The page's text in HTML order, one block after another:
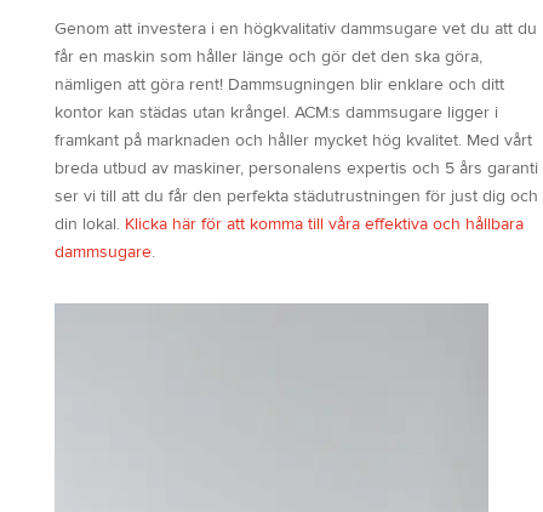
Genom att investera i en högkvalitativ dammsugare vet du att du
får en maskin som håller länge och gör det den ska göra,
nämligen att göra rent! Dammsugningen blir enklare och ditt
kontor kan städas utan krångel. ACM:s dammsugare ligger i
framkant på marknaden och håller mycket hög kvalitet. Med vårt
breda utbud av maskiner, personalens expertis och 5 års garanti
ser vi till att du får den perfekta städutrustningen för just dig och
din lokal. Klicka här för att komma till våra effektiva och hållbara
dammsugare.